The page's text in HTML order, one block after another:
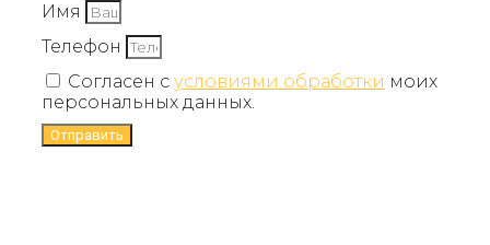
Имя
Телефон
Согласен с условиями обработки моих
персональных данных.
Отправить